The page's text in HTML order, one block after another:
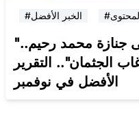
#الخبر الأفضل
"الارتباك يسيطر على جنازة محمد رحيم..
الجثمان".. التقرير
الأفضل في نوفمبر